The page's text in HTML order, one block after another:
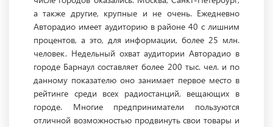
а также другие, крупные и не очень. Ежедневно
Авторадио имеет аудиторию в районе 40 с лишним
процентов, а это, для информации, более 25 млн.
человек. Недельный охват аудитории Авторадио в
городе Барнаул составляет более 200 тыс. чел. и по
данному показателю оно занимает первое место в
рейтинге среди всех радиостанций, вещающих в
городе. Многие предприниматели пользуются
отличной возможностью продвинуть свои товары и